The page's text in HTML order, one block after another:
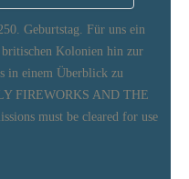
Geburtstag. Für uns ein
Kolonien hin zur
in einem Überblick zu
FIREWORKS AND THE
must be cleared for use